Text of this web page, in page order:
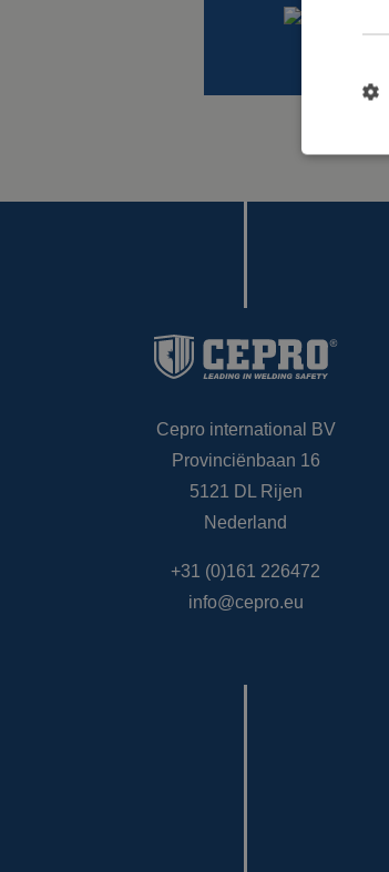
Cepro international BV
Provinciënbaan 16
5121 DL Rijen
Nederland
+31 (0)161 226472
info@cepro.eu